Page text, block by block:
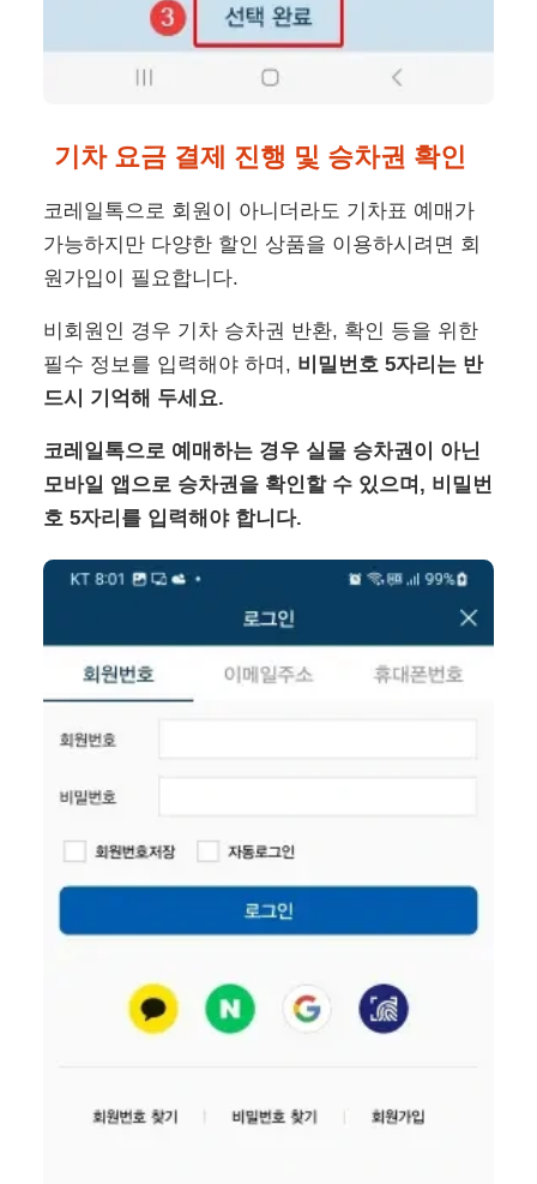
기차 요금 결제 진행 및 승차권 확인
코레일톡으로 회원이 아니더라도 기차표 예매가
가능하지만 다양한 할인 상품을 이용하시려면 회
원가입이 필요합니다.
비회원인 경우 기차 승차권 반환, 확인 등을 위한
필수 정보를 입력해야 하며, 비밀번호 5자리는 반
드시 기억해 두세요.
코레일톡으로 예매하는 경우 실물 승차권이 아닌
모바일 앱으로 승차권을 확인할 수 있으며, 비밀번
호 5자리를 입력해야 합니다.